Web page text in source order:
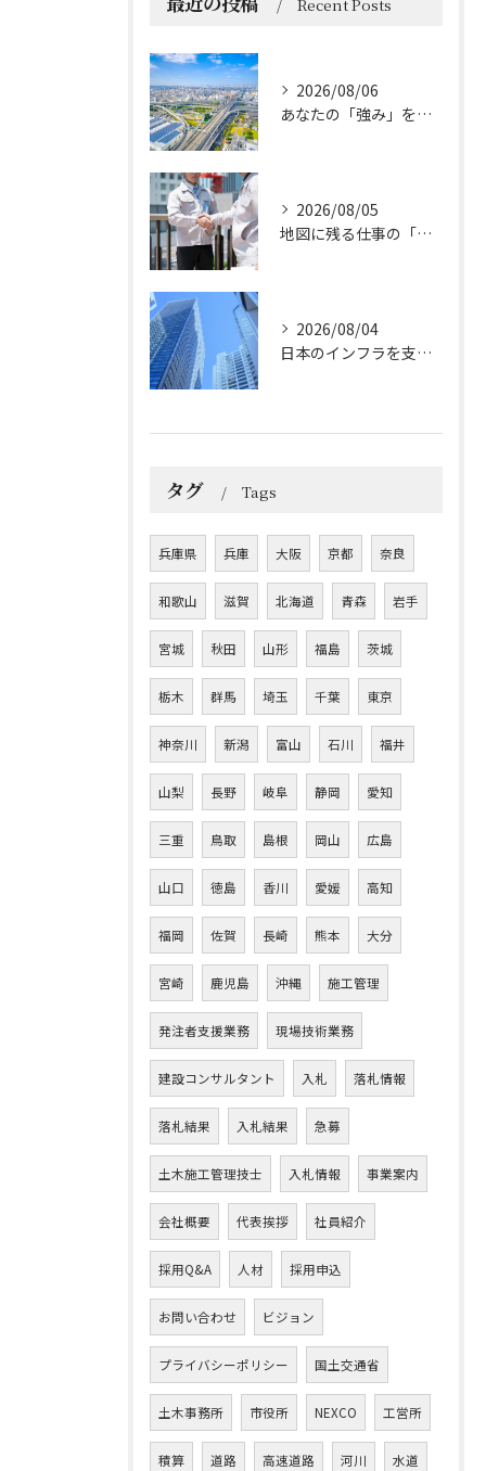
Recent Posts
2026/08/06
あなたの「強み」を活かす！ 発注者支援業務で輝く人材像
2026/08/05
地図に残る仕事の「司令塔」：発注者支援業務やりがいとは
2026/08/04
日本のインフラを支え続ける：発注者支援業務の確かな将来性
タグ Tags
兵庫県 兵庫 大阪 京都 奈良
和歌山 滋賀 北海道 青森 岩手
宮城 秋田 山形 福島 茨城
栃木 群馬 埼玉 千葉 東京
神奈川 新潟 富山 石川 福井
山梨 長野 岐阜 静岡 愛知
三重 鳥取 島根 岡山 広島
山口 徳島 香川 愛媛 高知
福岡 佐賀 長崎 熊本 大分
宮崎 鹿児島 沖縄 施工管理
発注者支援業務 現場技術業務
建設コンサルタント 入札 落札情報
落札結果 入札結果 急募
土木施工管理技士 入札情報 事業案内
会社概要 代表挨拶 社員紹介
採用Q&A 人材 採用申込
お問い合わせ ビジョン
プライバシーポリシー 国土交通省
土木事務所 市役所 NEXCO 工営所
積算 道路 高速道路 河川 水道